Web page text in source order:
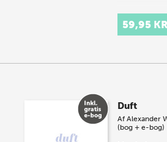
59,95
Duft
AfAlexander
(bog + e-bog)